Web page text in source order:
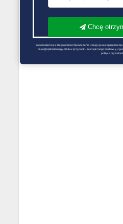
Chcę
Zapoznałem się z Regulaminem Świadczenie Usług i go akceptuję
biuro@optimalenergy.pl lub w przypadku zewnętrznego dostawcy,
polityce